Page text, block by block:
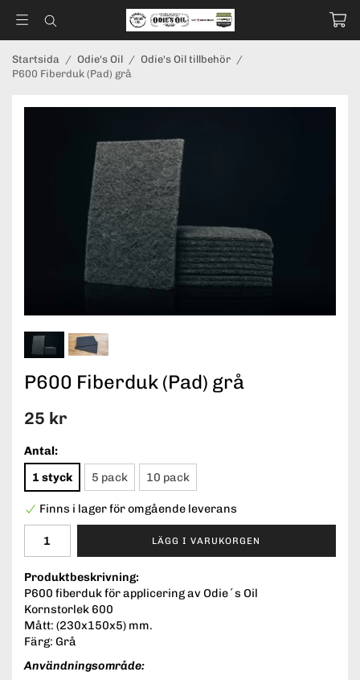
Startsida / Odie's Oil / Odie's Oil tillbehör /
P600 Fiberduk (Pad) grå
P600 Fiberduk (Pad) grå
25 kr
Antal:
1 styck
5 pack 10 pack
Finns i lager för omgående leverans
LÄGG I VARUKORGEN
Produktbeskrivning:
P600 fiberduk för applicering av Odie´s Oil
Kornstorlek 600
Mått: (230x150x5) mm.
Färg: Grå
Användningsområde: